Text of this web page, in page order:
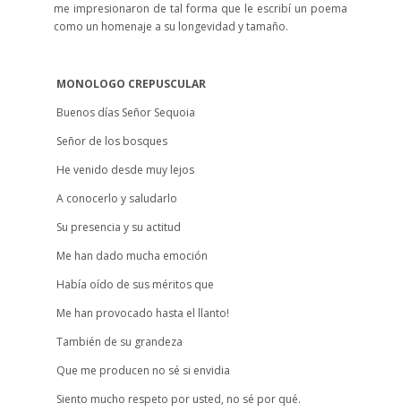
me impresionaron de tal forma que le escribí un poema
como un homenaje a su longevidad y tamaño.
MONOLOGO CREPUSCULAR
Buenos días Señor Sequoia
Señor de los bosques
He venido desde muy lejos
A conocerlo y saludarlo
Su presencia y su actitud
Me han dado mucha emoción
Había oído de sus méritos que
Me han provocado hasta el llanto!
También de su grandeza
Que me producen no sé si envidia
Siento mucho respeto por usted, no sé por qué.